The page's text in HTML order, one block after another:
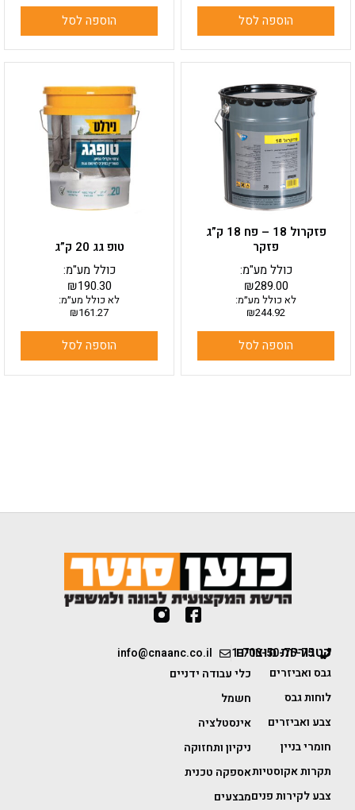
הוספה לסל הוספה לסל
פזקרול 18 – פח 18 ק”ג
פזקר
₪289.00
כולל מע"מ:
לא כולל מע״מ:
₪244.92
הוספה לסל
טופ גג 20 ק”ג
₪190.30
כולל מע"מ:
לא כולל מע״מ:
₪161.27
הוספה לסל
1-700-50-75-75
info@cnaanc.co.il קטגוריות מוצרים
גבס ואביזרים
לוחות גבס
צבע ואביזרים
חומרי בניין
תקרות אקוסטיות
צבע לקירות פנים
כלי עבודה ידניים
חשמל
אינסטלציה
ניקיון ותחזוקה
אספקה טכנית
מבצעים